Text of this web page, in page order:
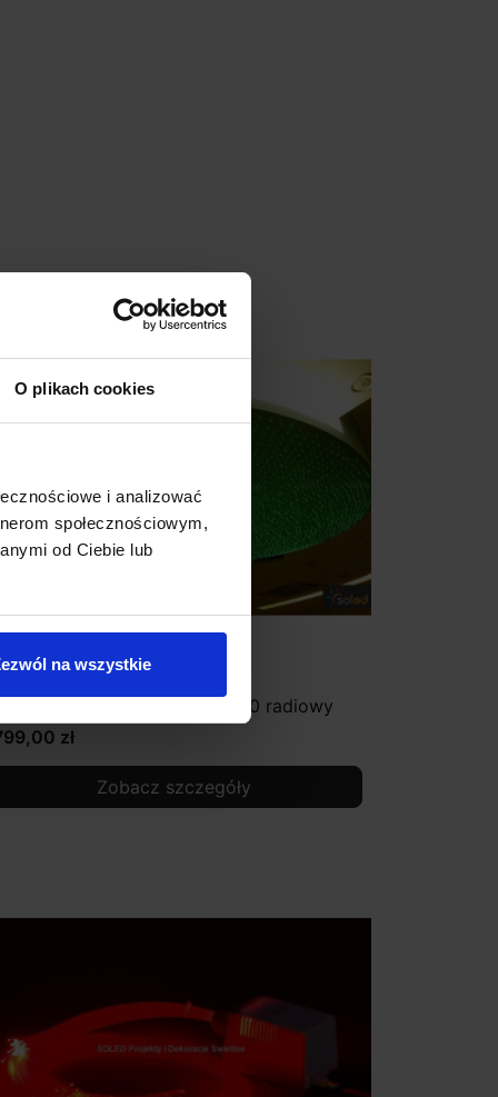
O plikach cookies
i analizować
społecznościowym,
od Ciebie lub
na wszystkie
niebo RGB SKY10-200 radiowy
zł
Zobacz szczegóły